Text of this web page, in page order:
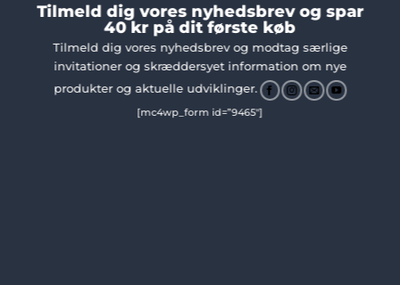
Tilmeld dig vores nyhedsbrev og spar
40 kr på dit første køb
Tilmeld dig vores nyhedsbrev og modtag særlige
invitationer og skræddersyet information om nye
produkter og aktuelle udviklinger.
[mc4wp_form id=”9465″]